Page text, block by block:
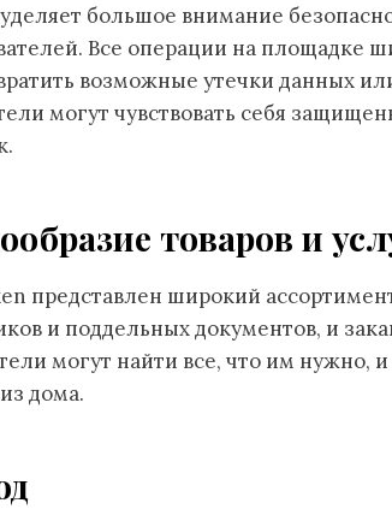
большое внимание
Все операции на площадке
возможные утечки данных
могут чувствовать себя
товаров и
представлен широкий
и поддельных документов, и
могут найти все, что им нужно,
дома.